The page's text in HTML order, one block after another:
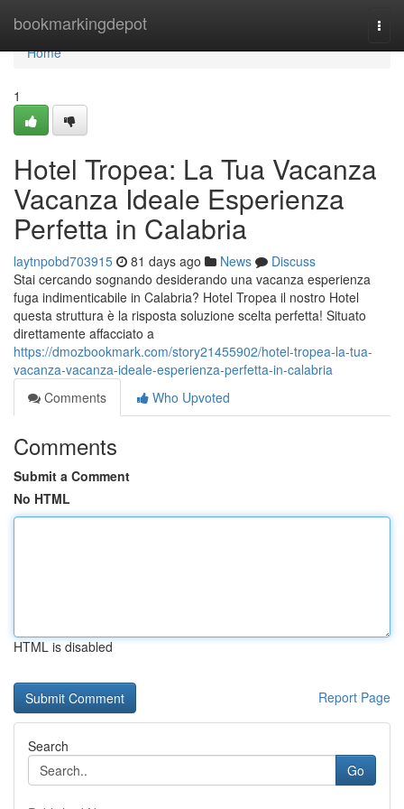
bookmarkingdepot
Home
Home
1
Hotel Tropea: La Tua Vacanza
Vacanza Ideale Esperienza
Perfetta in Calabria
laytnpobd703915 81 days ago News
Discuss
Stai cercando sognando desiderando una vacanza esperienza
fuga indimenticabile in Calabria? Hotel Tropea il nostro Hotel
questa struttura è la risposta soluzione scelta perfetta! Situato
direttamente affacciato a
https://dmozbookmark.com/story21455902/hotel-tropea-la-tua-
vacanza-vacanza-ideale-esperienza-perfetta-in-calabria
Comments
Who Upvoted
Comments
Submit a Comment
No HTML
HTML is disabled
Report Page
Search
Go